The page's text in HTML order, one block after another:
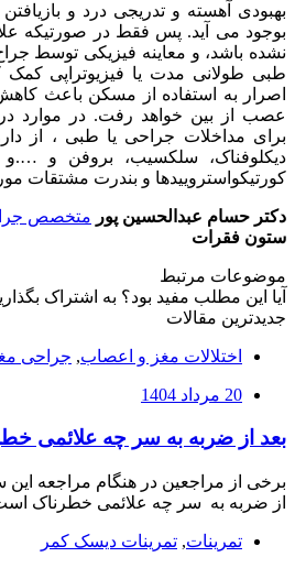
بهبودی آهسته و تدریجی درد و
بوجود می آید. پس فقط در صورتیکه
نشده باشد، و معاینه فیزیکی توسط
طبی طولانی مدت یا فیزیوتراپی
اصرار به استفاده از مسکن باعث
عصب از بین خواهد رفت. در موارد
برای مداخلات جراحی یا طبی ، از
دیکلوفناک، سلکسیب، بروفن و ….و
کورتیکواستروییدها و بندرت مشتقات
دکتر حسام عبدالحسین پور متخصص
ستون فقرات
موضوعات مرتبط
آیا این مطلب مفید بود؟ به اشتراک
جدیدترین مقالات
اختلالات مغز و اعصاب, جراحی
20 مرداد 1404
بعد از ضربه به سر چه علائمی
برخی از مراجعین در هنگام مراجعه
از ضربه به سر چه علائمی خطرناک
تمرینات, تمرینات دیسک کمر